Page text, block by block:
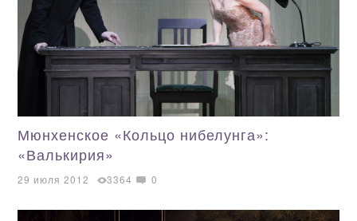
Мюнхенское «Кольцо нибелунга»:
«Валькирия»
29 июля 2012 3364 0